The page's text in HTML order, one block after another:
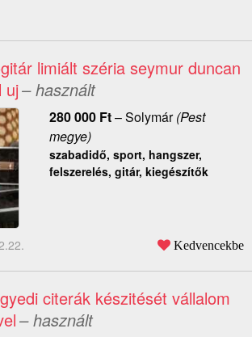
limiált széria seymur duncan
uj– használt
280 000 Ft–Solymár(Pest
megye)
szabadidő, sport, hangszer,
felszerelés, gitár, kiegészítők
Kedvencekbe
citerák készitését vállalom
– használt